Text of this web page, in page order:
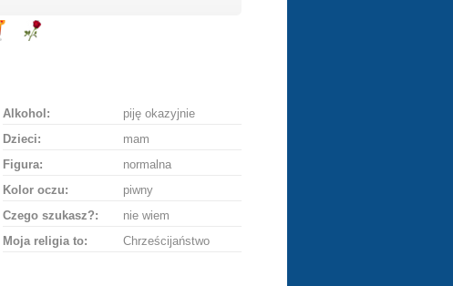
Alkohol:
piję okazyjnie
Dzieci:
mam
Figura:
normalna
Kolor oczu:
piwny
Czego szukasz?:
nie wiem
Moja religia to:
Chrześcijaństwo